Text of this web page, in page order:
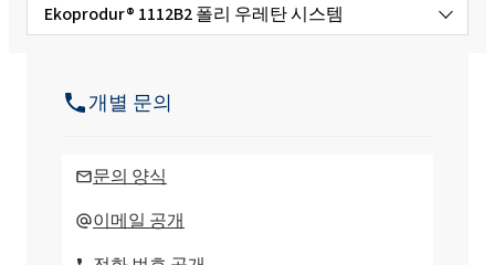
Ekoprodur® 1112B2 폴리 우레탄 시스템
Ekoprodur H004-S 폴리우레탄 시스템
개별 문의
문의 양식
이메일 공개